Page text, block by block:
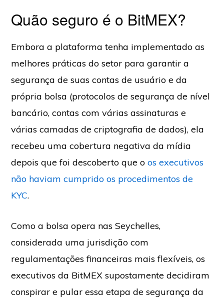
Quão seguro é o BitMEX?
Embora a plataforma tenha implementado as
melhores práticas do setor para garantir a
segurança de suas contas de usuário e da
própria bolsa (protocolos de segurança de nível
bancário, contas com várias assinaturas e
várias camadas de criptografia de dados), ela
recebeu uma cobertura negativa da mídia
depois que foi descoberto que oos executivos
não haviam cumprido os procedimentos de
KYC.
Como a bolsa opera nas Seychelles,
considerada uma jurisdição com
regulamentações financeiras mais flexíveis, os
executivos da BitMEX supostamente decidiram
conspirar e pular essa etapa de segurança da